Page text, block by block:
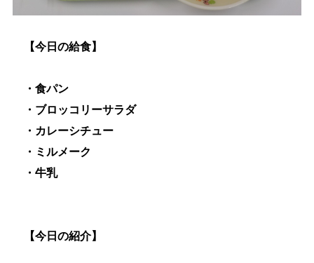
リセット
【今日の給食】
・食パン
・ブロッコリーサラダ
・カレーシチュー
・ミルメーク
・牛乳
【今日の紹介】